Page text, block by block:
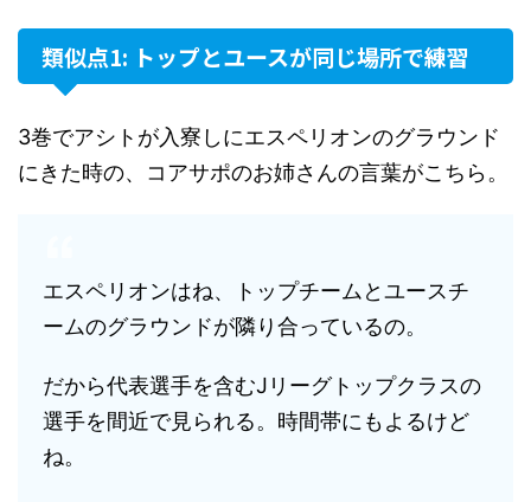
類似点1: トップとユースが同じ場所で練習
3巻でアシトが入寮しにエスペリオンのグラウンド
にきた時の、コアサポのお姉さんの言葉がこちら。
エスペリオンはね、トップチームとユースチ
ームのグラウンドが隣り合っているの。
だから代表選手を含むJリーグトップクラスの
選手を間近で見られる。時間帯にもよるけど
ね。